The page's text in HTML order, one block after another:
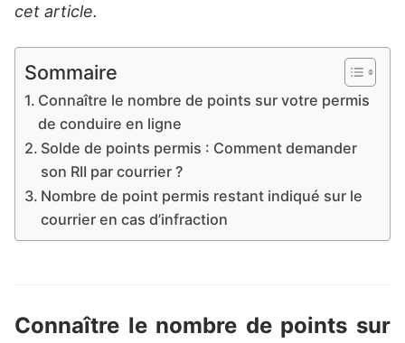
cet article.
Sommaire
Connaître le nombre de points sur votre permis
de conduire en ligne
Solde de points permis : Comment demander
son RII par courrier ?
Nombre de point permis restant indiqué sur le
courrier en cas d’infraction
Connaître le nombre de points sur